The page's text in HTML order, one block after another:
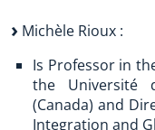
Michèle Rioux :
Is Professor in
the Université
(Canada) and
Integration and